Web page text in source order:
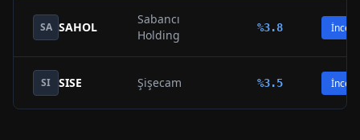
SA SAHOL
Sabancı
Holding
%3.8 İncele
SI SISE Şişecam %3.5 İncele